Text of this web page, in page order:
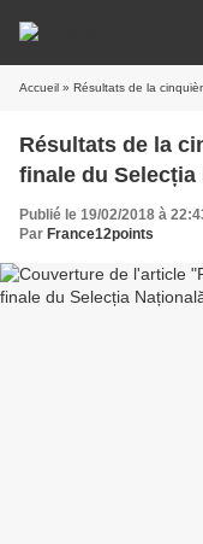
Accueil » Résultats de la
Résultats de la
finale du Selecția
Publié le 19/02/2018 à
Par France12points